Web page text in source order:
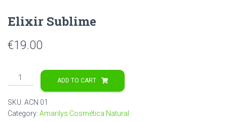
Elixir Sublime
€19.00
Elixir
Sublime
ADD TO CART
SKU: ACN 01
Category: Amarilys Cosmética Natural